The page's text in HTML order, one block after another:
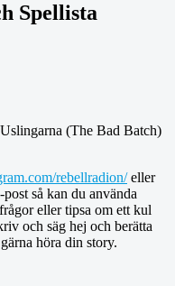
Spellista
(The Bad Batch)
rebellradion/eller
så kan du använda
eller tipsa om ett kul
och säg hej och berätta
höra din story.